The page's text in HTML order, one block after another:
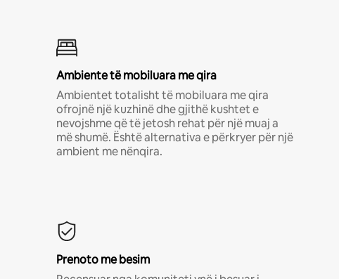
Ambiente të mobiluara me qira
Ambientet totalisht të mobiluara me qira
ofrojnë një kuzhinë dhe gjithë kushtet e
nevojshme që të jetosh rehat për një muaj a
më shumë. Është alternativa e përkryer për një
ambient me nënqira.
Prenoto me besim